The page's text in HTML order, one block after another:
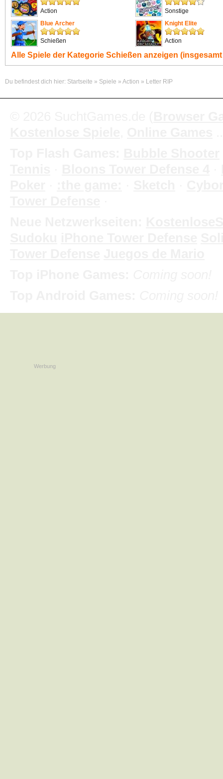
Action
Sonstige
Blue Archer
Schießen
Knight Elite
Action
Alle Spiele der Kategorie Schießen anzeigen (insgesamt
Du befindest dich hier: Startseite » Spiele » Action » Letter RIP
Werbung